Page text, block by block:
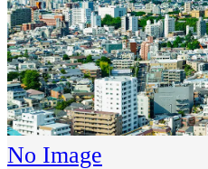
No Image